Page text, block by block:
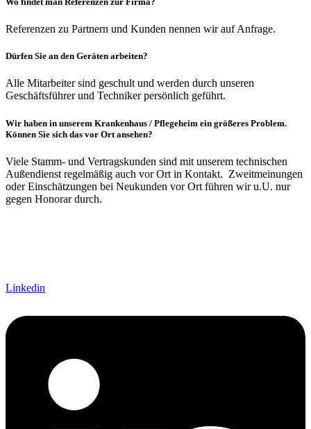
Referenzen zu Partnern und Kunden nennen wir auf Anfrage.
Dürfen Sie an den Geräten arbeiten?
Alle Mitarbeiter sind geschult und werden durch unseren
Geschäftsführer und Techniker persönlich geführt.
Wir haben in unserem Krankenhaus / Pflegeheim ein größeres Problem.
Können Sie sich das vor Ort ansehen?
Viele Stamm- und Vertragskunden sind mit unserem technischen
Außendienst regelmäßig auch vor Ort in Kontakt. Zweitmeinungen
oder Einschätzungen bei Neukunden vor Ort führen wir u.U. nur
gegen Honorar durch.
Linkedin